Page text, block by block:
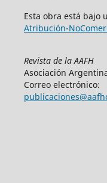
Esta obra está bajo
Atribución-
Revista de la AAFH
Asociación
Correo electrónico: